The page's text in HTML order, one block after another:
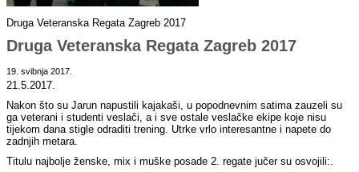
Druga Veteranska Regata Zagreb 2017
Druga Veteranska Regata Zagreb 2017
19. svibnja 2017.
21.5.2017.
Nakon što su Jarun napustili kajakaši, u popodnevnim satima zauzeli su
ga veterani i studenti veslači, a i sve ostale veslačke ekipe koje nisu
tijekom dana stigle odraditi trening. Utrke vrlo interesantne i napete do
zadnjih metara.
Titulu najbolje ženske, mix i muške posade 2. regate jučer su osvojili:.